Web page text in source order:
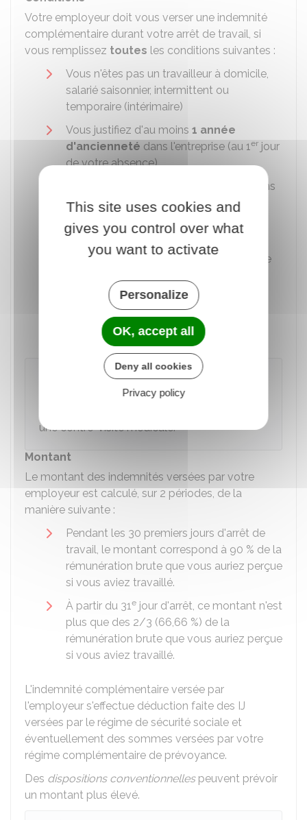
Votre employeur doit vous verser une indemnité
complémentaire durant votre arrêt de travail, si
vous remplissez toutes les conditions suivantes :
Vous n'êtes pas un travailleur à domicile,
salarié saisonnier, intermittent ou
temporaire (intérimaire)
Vous justifiez d'au moins 1 année
d'ancienneté dans l'entreprise (au 1er jour
de votre absence)
Vous avez informé votre employeur, dans
les 48 heures, puis avez transmis votre
Vous bénéficiez des
indemnités
journalières versées par votre organisme
Vous êtes soigné en France ou dans l'un
des États membres del'Espace
économique européen (EEE)
Attention
En contrepartie de l'obligation de verser les
une contre-visite médicale.
Montant
Le montant des indemnités versées par votre
employeur est calculé, sur 2 périodes, de la
manière suivante :
Pendant les 30 premiers jours d'arrêt de
travail, le montant correspond à 90 % de la
rémunération brute que vous auriez perçue
si vous aviez travaillé.
À partir du 31e jour d'arrêt, ce montant n'est
plus que des 2/3 (66,66 %) de la
rémunération brute que vous auriez perçue
si vous aviez travaillé.
L'indemnité complémentaire versée par
l'employeur s'effectue déduction faite des IJ
versées par le régime de sécurité sociale et
éventuellement des sommes versées par votre
régime complémentaire de prévoyance.
Des dispositions conventionnellespeuvent prévoir
un montant plus élevé.
This site uses cookies and
gives you control over what
you want to activate
Personalize
OK, accept all
Deny all cookies
Privacy policy